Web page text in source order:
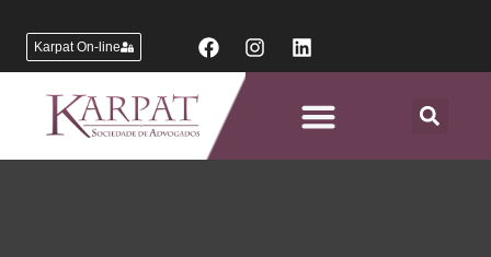
Karpat On-line